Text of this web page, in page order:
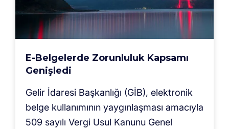
E-Belgelerde Zorunluluk Kapsamı
Genişledi
Gelir İdaresi Başkanlığı (GİB), elektronik
belge kullanımının yaygınlaşması amacıyla
509 sayılı Vergi Usul Kanunu Genel